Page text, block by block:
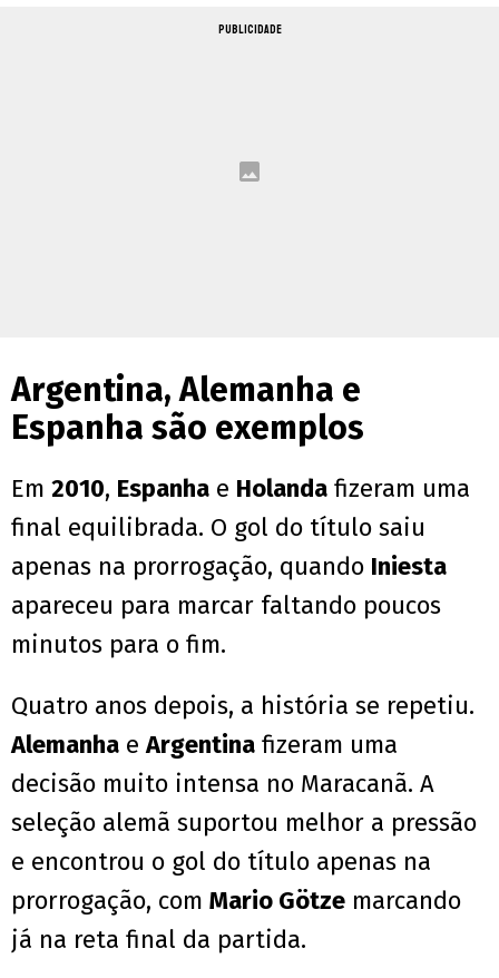
PUBLICIDADE
Argentina, Alemanha e
Espanha são exemplos
Em 2010, Espanha e Holanda fizeram uma
final equilibrada. O gol do título saiu
apenas na prorrogação, quando Iniesta
apareceu para marcar faltando poucos
minutos para o fim.
Quatro anos depois, a história se repetiu.
Alemanha eArgentina fizeram uma
decisão muito intensa no Maracanã. A
seleção alemã suportou melhor a pressão
e encontrou o gol do título apenas na
prorrogação, com Mario Götze marcando
já na reta final da partida.